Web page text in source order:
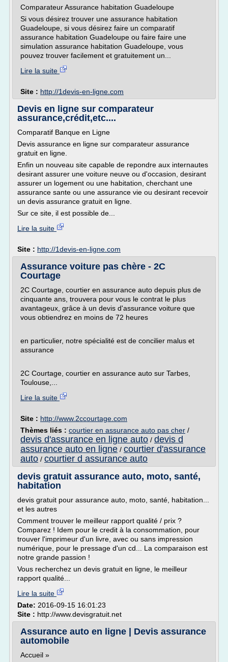
Comparateur Assurance habitation Guadeloupe
Si vous désirez trouver une assurance habitation
Guadeloupe, si vous désirez faire un comparatif
assurance habitation Guadeloupe ou faire faire une
simulation assurance habitation Guadeloupe, vous
pouvez trouver facilement et gratuitement un...
Lire la suite
Site : http://1devis-en-ligne.com
Devis en ligne sur comparateur
assurance,crédit,etc....
Comparatif Banque en Ligne
Devis assurance en ligne sur comparateur assurance
gratuit en ligne.
Enfin un nouveau site capable de repondre aux internautes
desirant assurer une voiture neuve ou d'occasion, desirant
assurer un logement ou une habitation, cherchant une
assurance sante ou une assurance vie ou desirant recevoir
un devis assurance gratuit en ligne.
Sur ce site, il est possible de...
Lire la suite
Site : http://1devis-en-ligne.com
Assurance voiture pas chère - 2C
Courtage
2C Courtage, courtier en assurance auto depuis plus de
cinquante ans, trouvera pour vous le contrat le plus
avantageux, grâce à un devis d'assurance voiture que
vous obtiendrez en moins de 72 heures
en particulier, notre spécialité est de concilier malus et
assurance
2C Courtage, courtier en assurance auto sur Tarbes,
Toulouse,...
Lire la suite
Site : http://www.2ccourtage.com
Thèmes liés : courtier en assurance auto pas cher /
devis d'assurance en ligne auto / devis d
assurance auto en ligne / courtier d'assurance
auto / courtier d assurance auto
devis gratuit assurance auto, moto, santé,
habitation
devis gratuit pour assurance auto, moto, santé, habitation...
et les autres
Comment trouver le meilleur rapport qualité / prix ?
Comparez ! Idem pour le credit à la consommation, pour
trouver l'imprimeur d'un livre, avec ou sans impression
numérique, pour le pressage d'un cd... La comparaison est
notre grande passion !
Vous recherchez un devis gratuit en ligne, le meilleur
rapport qualité...
Lire la suite
Date: 2016-09-15 16:01:23
Site : http://www.devisgratuit.net
Assurance auto en ligne | Devis assurance
automobile
Accueil »